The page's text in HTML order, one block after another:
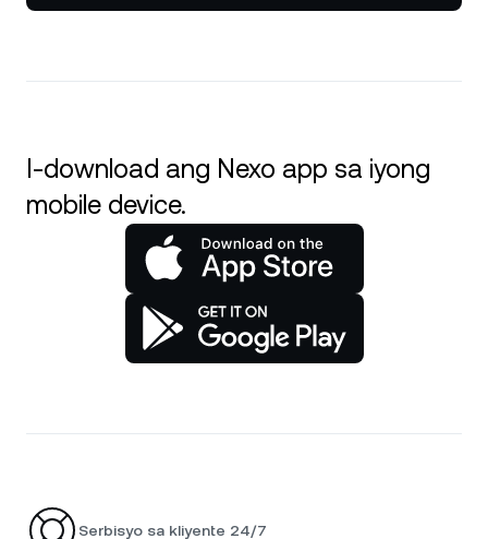
I-download ang Nexo app sa iyong
mobile device.
Serbisyo sa kliyente 24/7